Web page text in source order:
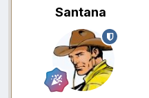
Santana